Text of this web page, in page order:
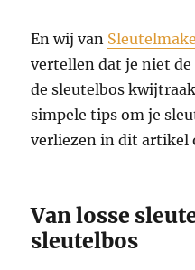
En wij van
vertellen dat je niet
de sleutelbos
simpele tips om je
verliezen in dit artikel
Van losse
sleutelbos